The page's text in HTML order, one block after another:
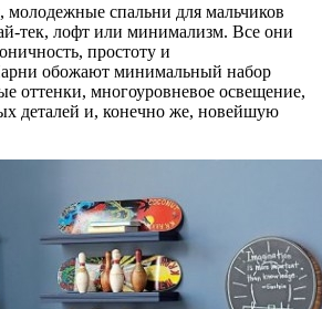
молодежные спальни для мальчиков
тек, лофт или минимализм. Все они
простоту и
обожают минимальный набор
оттенки, многоуровневое освещение,
деталей и, конечно же, новейшую